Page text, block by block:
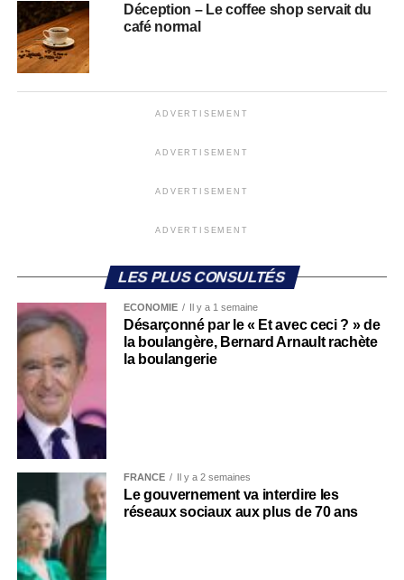
Déception – Le coffee shop servait du
café normal
ADVERTISEMENT
ADVERTISEMENT
ADVERTISEMENT
ADVERTISEMENT
LES PLUS CONSULTÉS
ECONOMIE Il y a 1 semaine
Désarçonné par le « Et avec ceci ? » de
la boulangère, Bernard Arnault rachète
la boulangerie
FRANCE Il y a 2 semaines
Le gouvernement va interdire les
réseaux sociaux aux plus de 70 ans